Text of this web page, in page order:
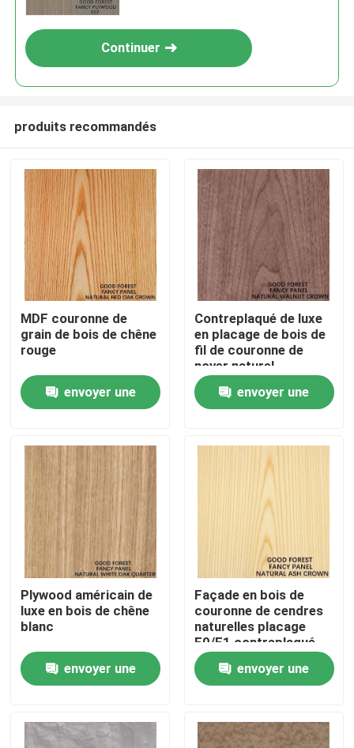
À la maison
Produits
À propos de nous
Contrôle de la qualité
Nous contacter
Nouvelles
Demandez un devis
Placage de bois naturel
Continuer
produits recommandés
MDF couronne de
grain de bois de chêne
rouge
envoyer une
Contreplaqué de luxe
en placage de bois de
fil de couronne de
noyer naturel
envoyer une
Plywood américain de
luxe en bois de chêne
blanc
envoyer une
Façade en bois de
couronne de cendres
naturelles placage
E0/E1 contreplaqué
de luxe / Mdf / plaque
de ferrailleenvoyer une